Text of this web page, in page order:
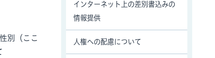
別（ここ
インターネット上の差別書込みの
情報提供
人権への配慮について